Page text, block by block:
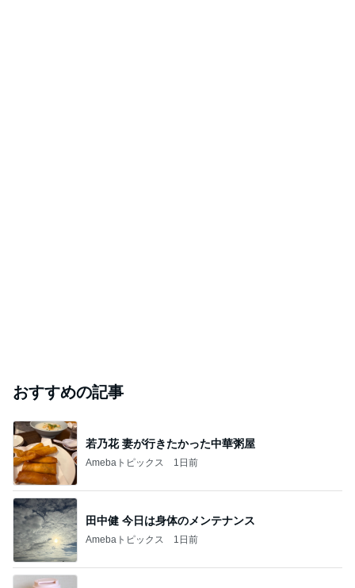
おすすめの記事
若乃花 妻が行きたかった中華粥屋
Amebaトピックス 1日前
田中健 今日は身体のメンテナンス
Amebaトピックス 1日前